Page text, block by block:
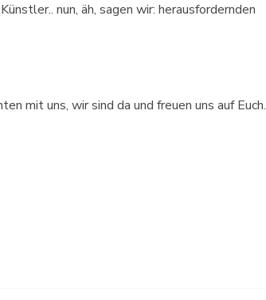
nun, äh, sagen wir: herausfordernden
mit uns, wir sind da und freuen uns auf Euch.